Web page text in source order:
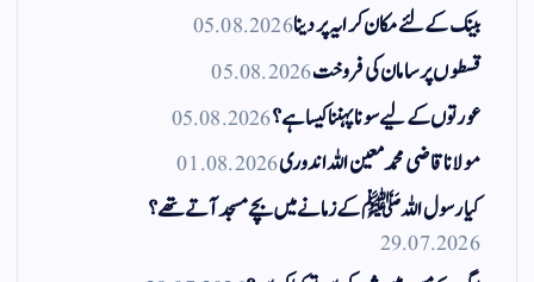
بینک کے لئے مکان کرایہ پر دینا05.08.2026
قسطوں پر سامان کی فروخت05.08.2026
عورتوں کے لیے سونا پہننا کیسا ہے؟05.08.2026
مولانا قاضی محمد معین اللہ اندوری01.08.2026
کیا رسول اللہ ﷺ کے زمانے میں بچے مسجد آتے تھے؟
29.07.2026